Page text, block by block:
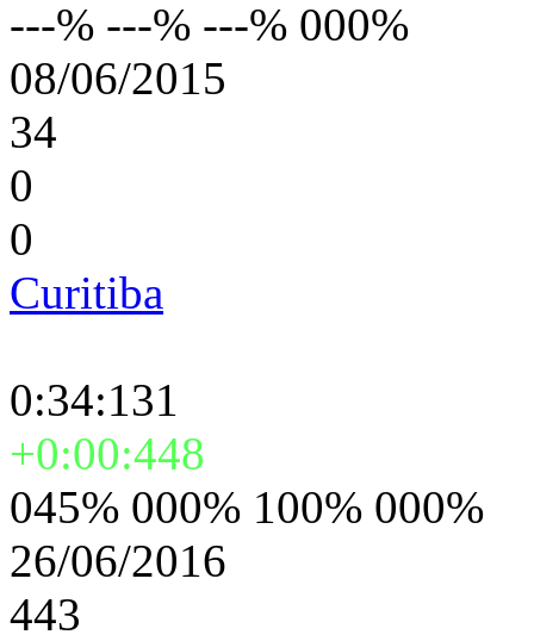
---% ---% ---% 000%
08/06/2015
34
0
0
Curitiba
0:34:131
+0:00:448
045% 000% 100% 000%
26/06/2016
443